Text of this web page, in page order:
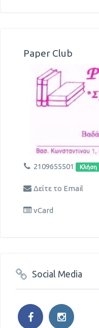
Paper Club
2109655501 Κλήση
Δείτε το Email
vCard
Social Media